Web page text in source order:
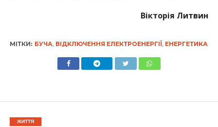
Вікторія Литвин
МІТКИ: БУЧА, ВІДКЛЮЧЕННЯ ЕЛЕКТРОЕНЕРГІЇ, ЕНЕРГЕТИКА
ЖИТТЯ